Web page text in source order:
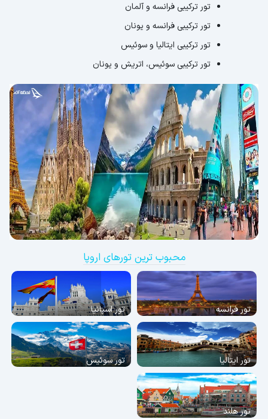
تور ترکیبی فرانسه و آلمان
تور ترکیبی فرانسه و یونان
تور ترکیبی ایتالیا و سوئیس
تور ترکیبی سوئیس، اتریش و یونان
محبوب ترین تورهای اروپا
تور فرانسه تور اسپانیا
تور ایتالیا تور سوئیس
تور هلند